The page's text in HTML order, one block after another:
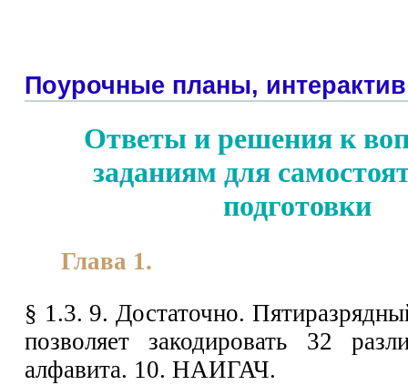
Поурочные планы, интерактив
Ответы и решения к
заданиям для
подготовки
Глава 1.
§ 1.3. 9. Достаточно.
позволяет закодировать 32
алфавита. 10. НАИГАЧ.